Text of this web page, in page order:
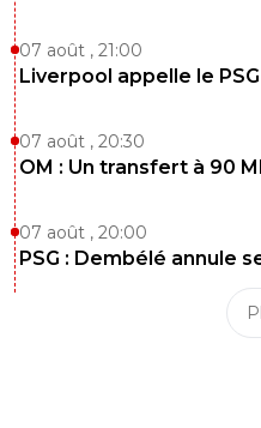
07 août , 21:00
Liverpool appelle le
07 août , 20:30
OM : Un transfert à 90
07 août , 20:00
PSG : Dembélé annule